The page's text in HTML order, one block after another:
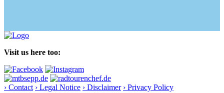
Visit us here too:
› Contact › Legal Notice › Disclaimer › Privacy Policy